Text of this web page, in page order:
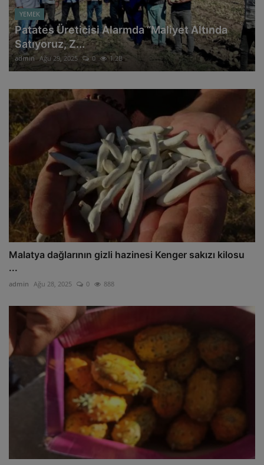
YEMEK
Patates Üreticisi Alarmda “Maliyet Altında
Satıyoruz, Z...
admin Ağu 29, 2025 0 1.2B
Malatya dağlarının gizli hazinesi Kenger sakızı kilosu
...
admin Ağu 28, 2025 0 888